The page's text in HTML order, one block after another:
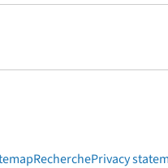
RecherchePrivacy